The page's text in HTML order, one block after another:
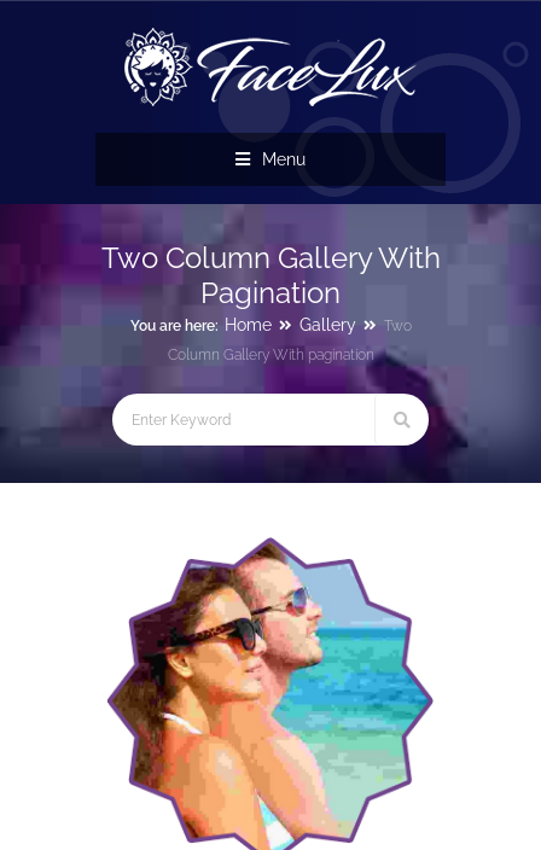
Menu
Two Column Gallery With
Pagination
You are here: Home Gallery
Two
Column Gallery With pagination